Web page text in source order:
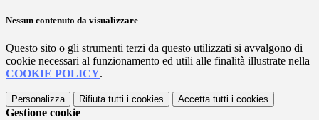
Nessun contenuto da visualizzare
Questo sito o gli strumenti terzi da questo utilizzati si avvalgono di
cookie necessari al funzionamento ed utili alle finalità illustrate nella
COOKIE POLICY.
Personalizza Rifiuta tutti i cookies Accetta tutti i cookies
Gestione cookie